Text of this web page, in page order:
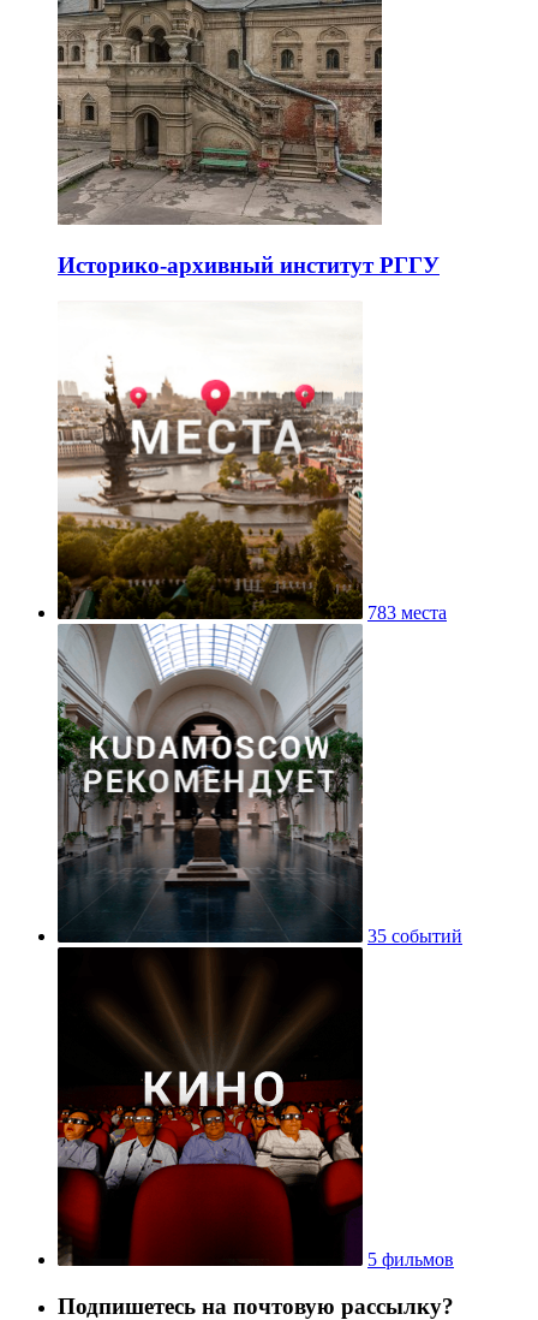
Историко-архивный институт РГГУ
783 места
35 событий
5 фильмов
Подпишетесь на почтовую рассылку?